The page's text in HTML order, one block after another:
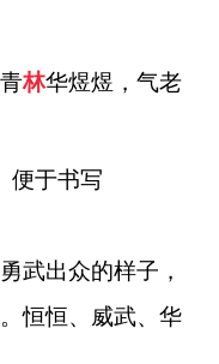
林华煜煜，气老
便于书写
武出众的样子，
恒恒、威武、华